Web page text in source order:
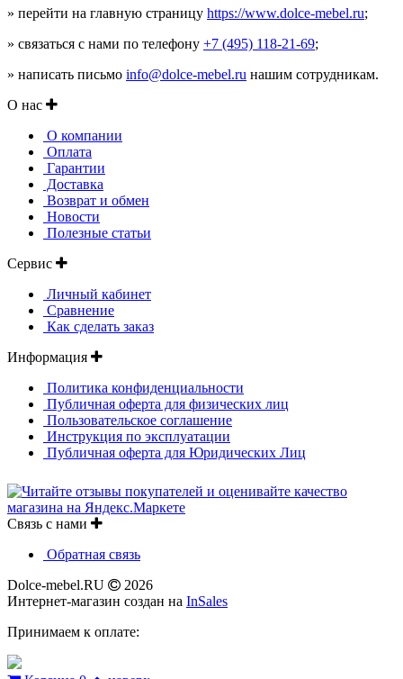
» перейти на главную страницу https://www.dolce-mebel.ru;
» связаться с нами по телефону +7 (495) 118-21-69;
» написать письмо info@dolce-mebel.ru нашим сотрудникам.
О нас
О компании
Оплата
Гарантии
Доставка
Возврат и обмен
Новости
Полезные статьи
Сервис
Личный кабинет
Сравнение
Как сделать заказ
Информация
Политика конфиденциальности
Публичная оферта для физических лиц
Пользовательское соглашение
Инструкция по эксплуатации
Публичная оферта для Юридических Лиц
Связь с нами
Обратная связь
Dolce-mebel.RU
2026
Интернет-магазин создан на InSales
Принимаем к оплате: